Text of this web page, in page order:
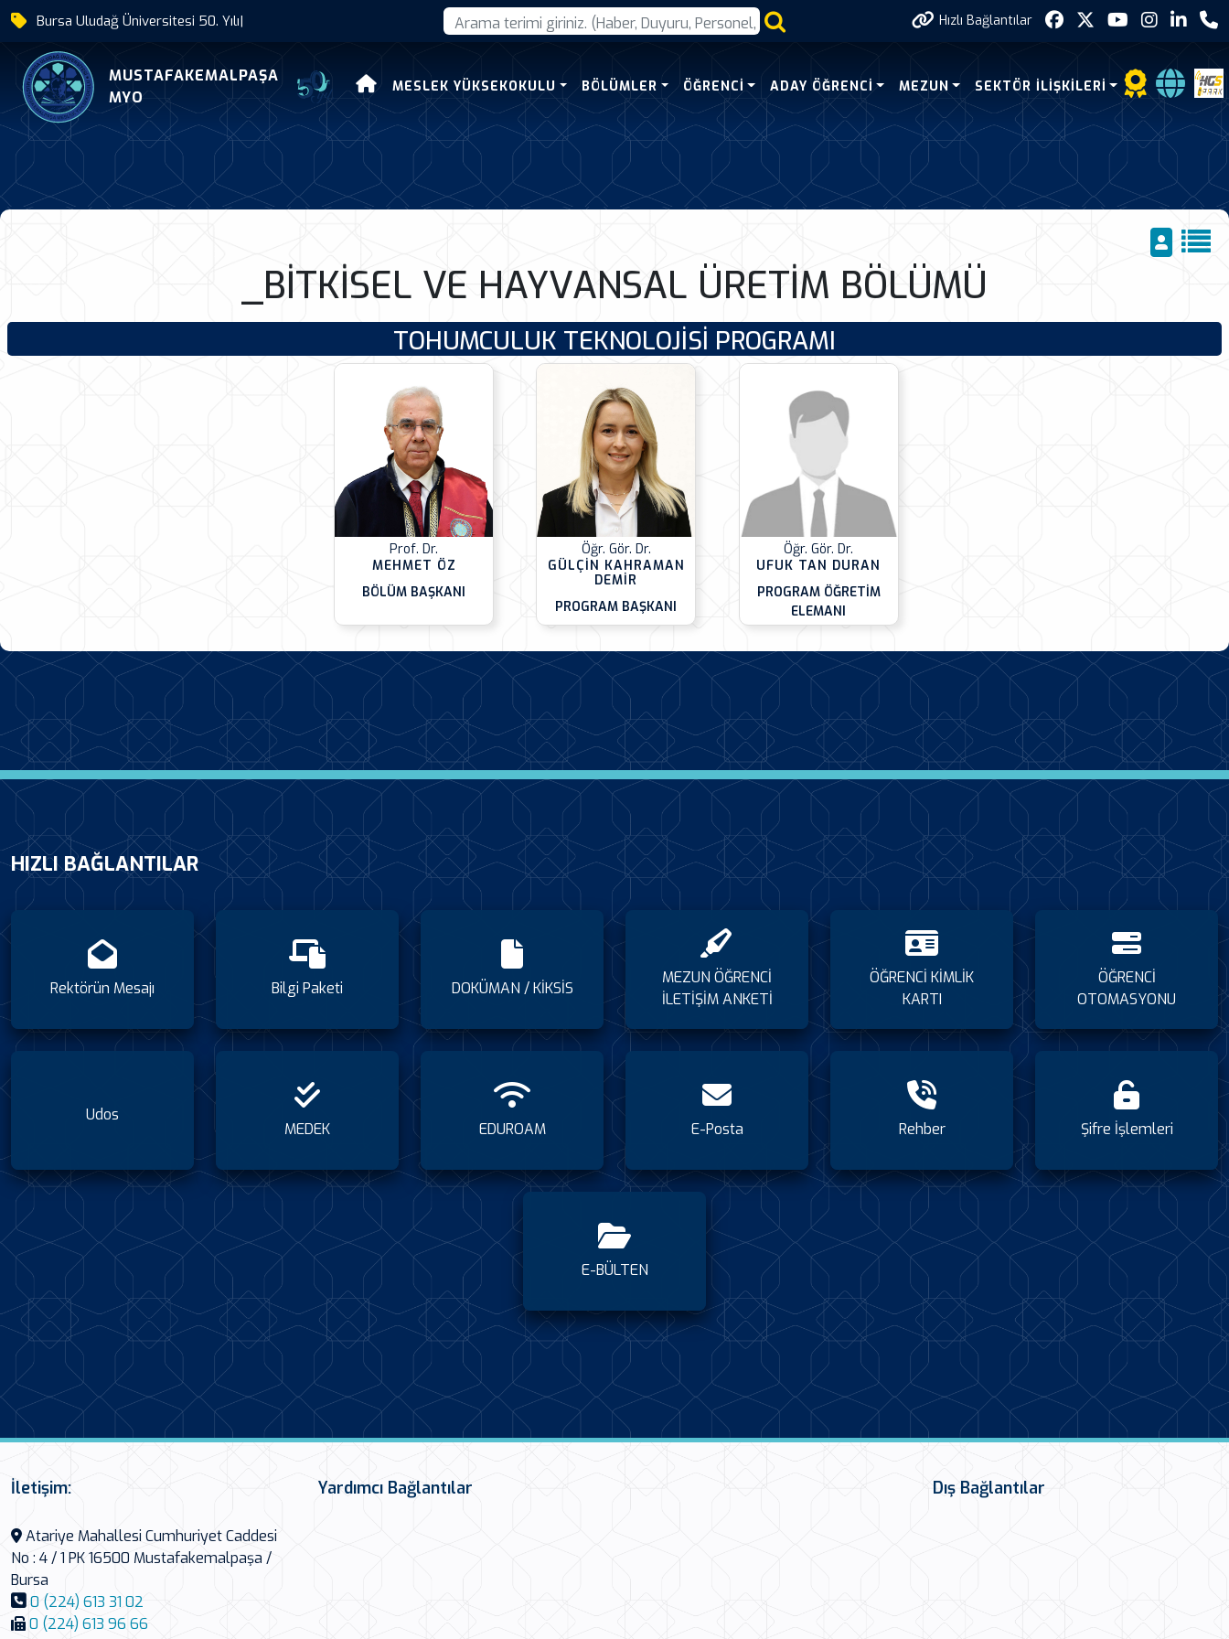
Bursa Uludağ Üniversitesi 50. Yı| Hızlı Bağlantılar
MUSTAFAKEMALPAŞA
MYO
MESLEK YÜKSEKOKULU BÖLÜMLER ÖĞRENCİ ADAY ÖĞRENCİ MEZUN SEKTÖR İLİŞKİLERİ
Bitkisel Ve Hayvansal Uretim Bolumu
_BİTKİSEL VE HAYVANSAL ÜRETİM BÖLÜMÜ
TOHUMCULUK TEKNOLOJİSİ PROGRAMI
Prof. Dr.
MEHMET ÖZ
BÖLÜM BAŞKANI
Öğr. Gör. Dr.
GÜLÇİN KAHRAMAN
DEMİR
PROGRAM BAŞKANI
Öğr. Gör. Dr.
UFUK TAN DURAN
PROGRAM ÖĞRETİM
ELEMANI
HIZLI BAĞLANTILAR
Rektörün Mesajı Bilgi Paketi DOKÜMAN / KİKSİS
MEZUN ÖĞRENCİ
İLETİŞİM ANKETİ
ÖĞRENCİ KİMLİK
KARTI
ÖĞRENCİ
OTOMASYONU
Udos
MEDEK EDUROAM E-Posta Rehber Şifre İşlemleri
E-BÜLTEN
İletişim:
Atariye Mahallesi Cumhuriyet Caddesi
No : 4 / 1 PK 16500 Mustafakemalpaşa /
Bursa
0 (224) 613 31 02
0 (224) 613 96 66
Yardımcı Bağlantılar Dış Bağlantılar